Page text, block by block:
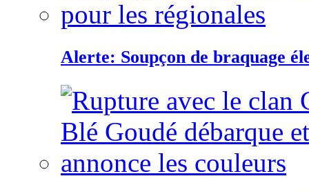
Alerte: Soupçon de braquage